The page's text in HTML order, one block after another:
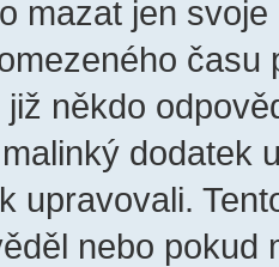
mazat jen
již někdo
dodatek
upravovali.
nebo pokud